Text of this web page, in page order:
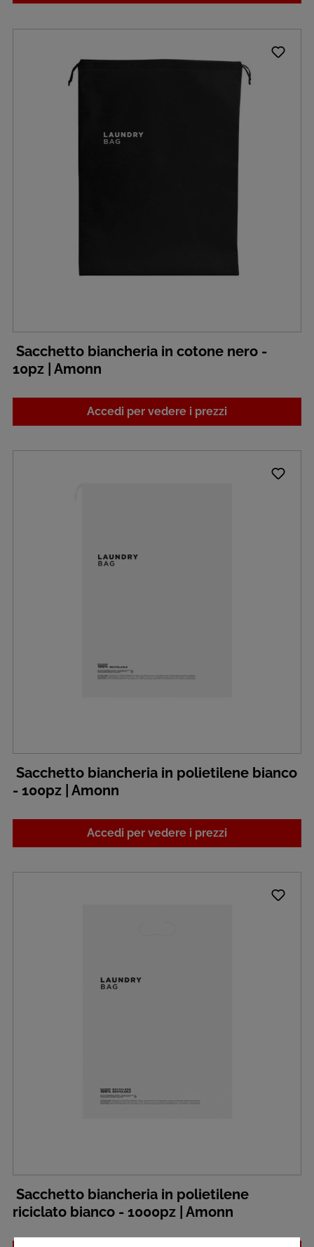
Sacchetto biancheria in cotone nero -
10pz | Amonn
Accedi per vedere i prezzi
Sacchetto biancheria in polietilene bianco
- 100pz | Amonn
Accedi per vedere i prezzi
Sacchetto biancheria in polietilene
riciclato bianco - 1000pz | Amonn